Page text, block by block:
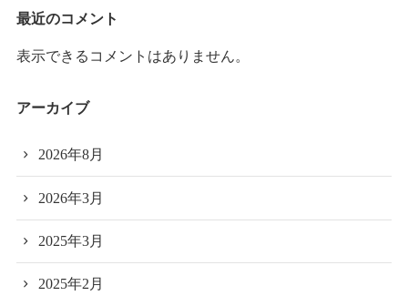
最近のコメント
表示できるコメントはありません。
アーカイブ
2026年8月
2026年3月
2025年3月
2025年2月